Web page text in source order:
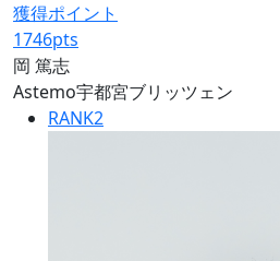
獲得ポイント
1746pts
岡 篤志
Astemo宇都宮ブリッツェン
RANK2